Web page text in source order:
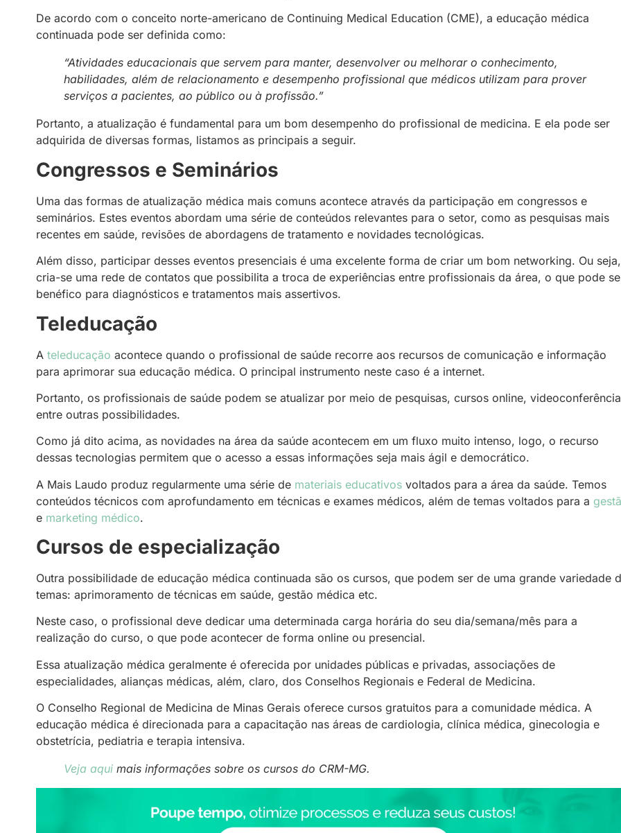
De acordo com o conceito norte-americano de Continuing Medical Education (CME), a educação médica
continuada pode ser definida como:
“Atividades educacionais que servem para manter, desenvolver ou melhorar o conhecimento,
habilidades, além de relacionamento e desempenho profissional que médicos utilizam para prover
serviços a pacientes, ao público ou à profissão.”
Portanto, a atualização é fundamental para um bom desempenho do profissional de medicina. E ela pode ser
adquirida de diversas formas, listamos as principais a seguir.
Congressos e Seminários
Uma das formas de atualização médica mais comuns acontece através da participação em congressos e
seminários. Estes eventos abordam uma série de conteúdos relevantes para o setor, como as pesquisas mais
recentes em saúde, revisões de abordagens de tratamento e novidades tecnológicas.
Além disso, participar desses eventos presenciais é uma excelente forma de criar um bom networking. Ou seja,
cria-se uma rede de contatos que possibilita a troca de experiências entre profissionais da área, o que pode
benéfico para diagnósticos e tratamentos mais assertivos.
Teleducação
A teleducação acontece quando o profissional de saúde recorre aos recursos de comunicação e informação
para aprimorar sua educação médica. O principal instrumento neste caso é a internet.
Portanto, os profissionais de saúde podem se atualizar por meio de pesquisas, cursos online,
entre outras possibilidades.
Como já dito acima, as novidades na área da saúde acontecem em um fluxo muito intenso, logo, o recurso
dessas tecnologias permitem que o acesso a essas informações seja mais ágil e democrático.
A Mais Laudo produz regularmente uma série de materiais educativos voltados para a área da saúde. Temos
conteúdos técnicos com aprofundamento em técnicas e exames médicos, além de temas voltados para a
e marketing médico.
Cursos de especialização
Outra possibilidade de educação médica continuada são os cursos, que podem ser de uma grande variedade
temas: aprimoramento de técnicas em saúde, gestão médica etc.
Neste caso, o profissional deve dedicar uma determinada carga horária do seu dia/semana/mês para a
realização do curso, o que pode acontecer de forma online ou presencial.
Essa atualização médica geralmente é oferecida por unidades públicas e privadas, associações de
especialidades, alianças médicas, além, claro, dos Conselhos Regionais e Federal de Medicina.
O Conselho Regional de Medicina de Minas Gerais oferece cursos gratuitos para a comunidade médica. A
educação médica é direcionada para a capacitação nas áreas de cardiologia, clínica médica, ginecologia e
obstetrícia, pediatria e terapia intensiva.
Veja aqui mais informações sobre os cursos do CRM-MG.